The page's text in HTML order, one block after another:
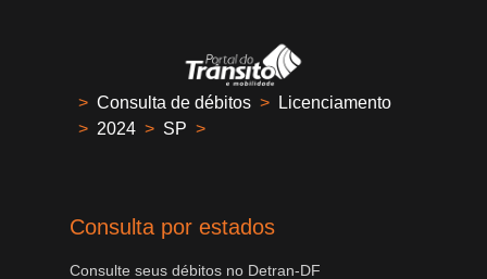
> Consulta de débitos >
Licenciamento
> 2024 > SP >
Consulta por estados
Consulte seus débitos no Detran-DF